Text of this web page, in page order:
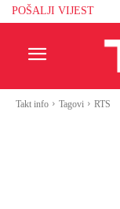
POŠALJI VIJEST
Takt info Tagovi RTS